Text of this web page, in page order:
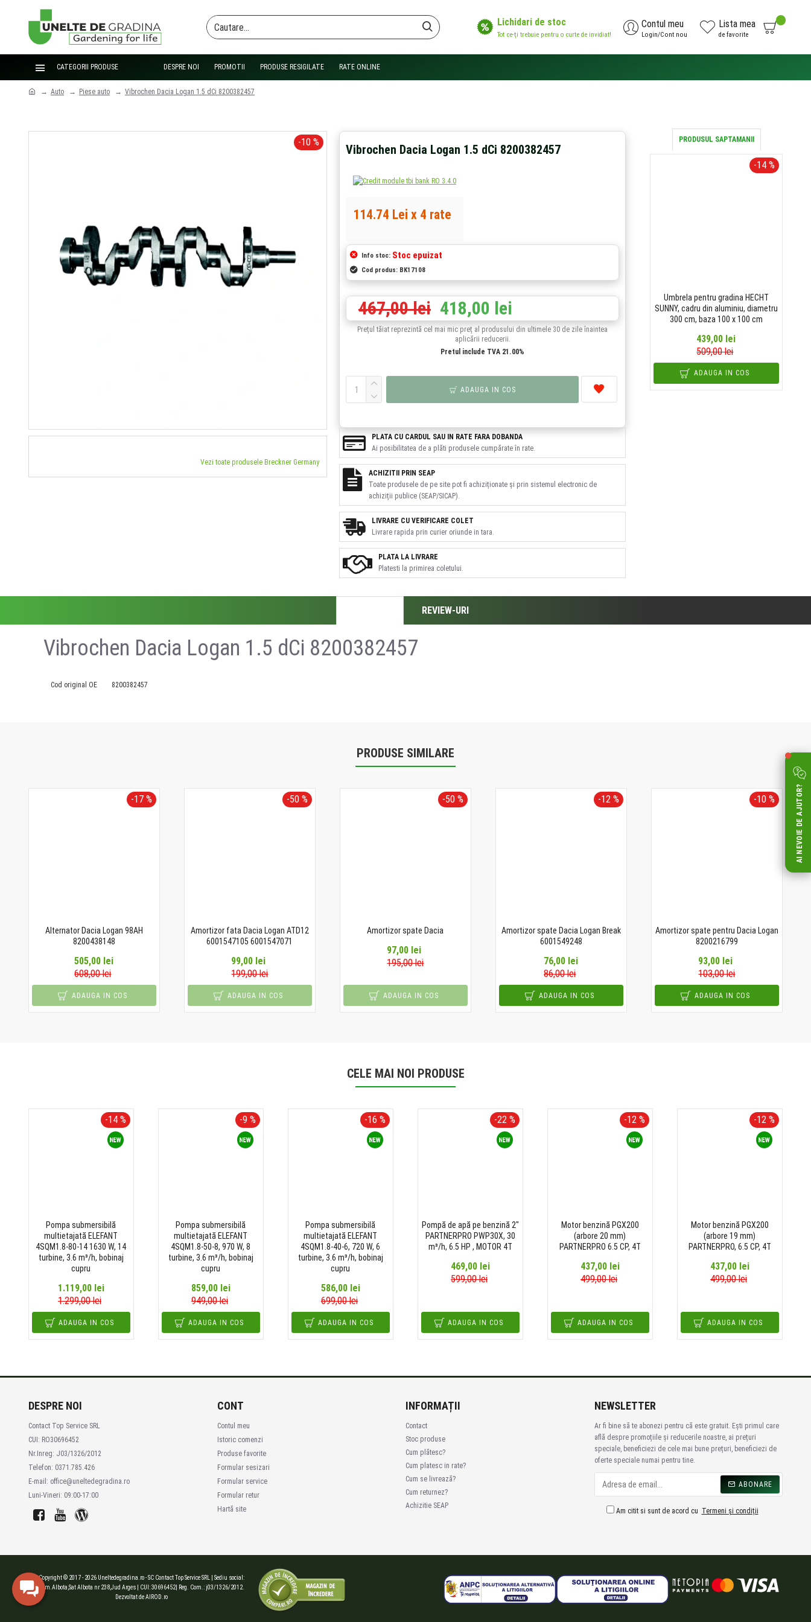
Lichidari de stoc
Tot ce-ți trebuie pentru o curte de invidiat!
Contul meu
Login/Cont nou
Lista mea
de favorite
CATEGORII PRODUSE DESPRE NOI PROMOTII PRODUSE RESIGILATE RATE ONLINE
Auto Piese auto Vibrochen Dacia Logan 1.5 dCi 8200382457
-10 %
Vezi toate produsele Breckner Germany
Vibrochen Dacia Logan 1.5 dCi 8200382457
Info stoc: Stoc epuizat
Cod produs: BK17108
418,00 lei
467,00 lei
Prețul tăiat reprezintă cel mai mic preț al produsului din ultimele 30 de zile înaintea
aplicării reducerii.
Pretul include TVA 21.00%
ADAUGA IN COS
114.74 Lei x 4 rate
PLATA LA LIVRARE
Platesti la primirea coletului.
LIVRARE CU VERIFICARE COLET
Livrare rapida prin curier oriunde in tara.
PLATA CU CARDUL SAU IN RATE FARA DOBANDA
Ai posibilitatea de a plăti produsele cumpărate în rate.
ACHIZITII PRIN SEAP
Toate produsele de pe site pot fi achiziționate și prin sistemul electronic de
achiziții publice (SEAP/SICAP).
PRODUSUL SAPTAMANII
-14 %
Umbrela pentru gradina HECHT
SUNNY, cadru din aluminiu, diametru
300 cm, baza 100 x 100 cm
439,00 lei
509,00 lei
ADAUGA IN COS
REVIEW-URI
Vibrochen Dacia Logan 1.5 dCi 8200382457
Cod original OE 8200382457
PRODUSE SIMILARE
-17 %
Alternator Dacia Logan 98AH
8200438148
505,00 lei
608,00 lei
ADAUGA IN COS
-50 %
Amortizor fata Dacia Logan ATD12
6001547105 6001547071
99,00 lei
199,00 lei
ADAUGA IN COS
-50 %
Amortizor spate Dacia
97,00 lei
195,00 lei
ADAUGA IN COS
-12 %
Amortizor spate Dacia Logan Break
6001549248
76,00 lei
86,00 lei
ADAUGA IN COS
-10 %
Amortizor spate pentru Dacia Logan
8200216799
93,00 lei
103,00 lei
ADAUGA IN COS
CELE MAI NOI PRODUSE
-14 %
Pompa submersibilă
multietajată ELEFANT
4SQM1.8-80-14 1630 W, 14
turbine, 3.6 m³/h, bobinaj
cupru
1.119,00 lei
1.299,00 lei
ADAUGA IN COS
-9 %
Pompa submersibilă
multietajată ELEFANT
4SQM1.8-50-8, 970 W, 8
turbine, 3.6 m³/h, bobinaj
cupru
859,00 lei
949,00 lei
ADAUGA IN COS
-16 %
Pompa submersibilă
multietajată ELEFANT
4SQM1.8-40-6, 720 W, 6
turbine, 3.6 m³/h, bobinaj
cupru
586,00 lei
699,00 lei
ADAUGA IN COS
-22 %
Pompă de apă pe benzină 2"
PARTNERPRO PWP30X, 30
m³/h, 6.5 HP , MOTOR 4T
469,00 lei
599,00 lei
ADAUGA IN COS
-12 %
Motor benzină PGX200
(arbore 20 mm)
PARTNERPRO 6.5 CP, 4T
437,00 lei
499,00 lei
ADAUGA IN COS
-12 %
Motor benzină PGX200
(arbore 19 mm)
PARTNERPRO, 6.5 CP, 4T
437,00 lei
499,00 lei
ADAUGA IN COS
DESPRE NOI
Contact Top Service SRL
CUI: RO30696452
Nr.Inreg: J03/1326/2012
Telefon: 0371.785.426
E-mail: office@uneltedegradina.ro
Luni-Vineri: 09:00-17:00
AI NEVOIE DE AJUTOR?
CONT
Contul meu
Istoric comenzi
Produse favorite
Formular sesizari
Formular service
Formular retur
Hartă site
INFORMAȚII
Contact
Stoc produse
Cum plătesc?
Cum platesc in rate?
Cum se livrează?
Cum returnez?
Achizitie SEAP
NEWSLETTER
Ar fi bine să te abonezi pentru că este gratuit. Ești primul care
află despre promoțiile și reducerile noastre, ai prețuri
speciale, beneficiezi de cele mai bune prețuri, beneficiezi de
oferte speciale numai pentru tine.
ABONARE
Am citit si sunt de acord cu Termeni și condiții
Copyright © 2017 - 2026 Uneltedegradina.ro - SC Contact Top Service SRL | Sediu social:
Com.Albota,Sat Albota nr 238,Jud Arges | CUI: 30696452| Reg. Com.: j03/1326/2012.
Dezvoltat de AIROD.ro